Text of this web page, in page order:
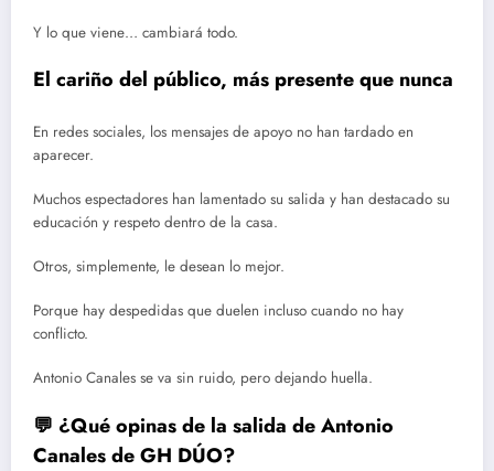
Y lo que viene… cambiará todo.
El cariño del público, más presente que nunca
En redes sociales, los mensajes de apoyo no han tardado en
aparecer.
Muchos espectadores han lamentado su salida y han destacado su
educación y respeto dentro de la casa.
Otros, simplemente, le desean lo mejor.
Porque hay despedidas que duelen incluso cuando no hay
conflicto.
Antonio Canales se va sin ruido, pero dejando huella.
💬 ¿Qué opinas de la salida de Antonio
Canales de GH DÚO?